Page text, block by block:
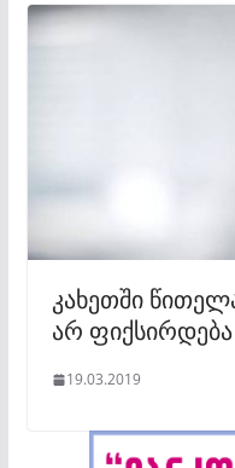
კახეთში
არ ფიქსირდება
19.03.2019